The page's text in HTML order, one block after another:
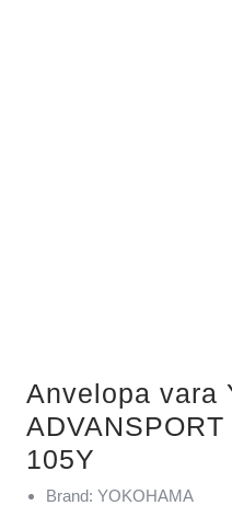
Anvelopa vara
105Y
Brand: YOKOHAMA